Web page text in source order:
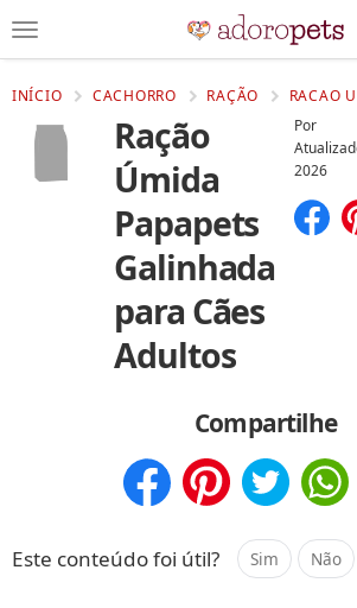
INÍCIO CACHORRO RAÇÃO RACAO
Ração
Úmida
Papapets
Galinhada
para Cães
Adultos
Por
2026
Compartilhe
Este conteúdo foi útil? Sim Não